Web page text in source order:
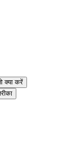
क्या करें